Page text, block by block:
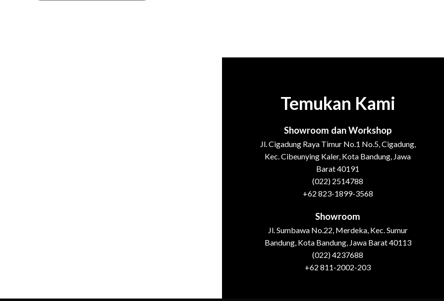
Temukan Kami
Showroom dan Workshop
Jl. Cigadung Raya Timur No.1 No.5, Cigadung,
Kec. Cibeunying Kaler, Kota Bandung, Jawa
Barat 40191
(022) 2514788
+62 823-1899-3568
Showroom
Jl. Sumbawa No.22, Merdeka, Kec. Sumur
Bandung, Kota Bandung, Jawa Barat 40113
(022) 4237688
+62 811-2002-203